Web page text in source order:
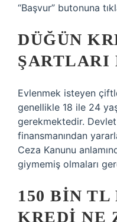
“Başvur” butonuna
DÜĞÜN
ŞARTLARI
Evlenmek isteyen
genellikle 18 ile 24
gerekmektedir.
finansmanından
Ceza Kanunu
giymemiş olmaları
150 BIN TL
KREDI NE